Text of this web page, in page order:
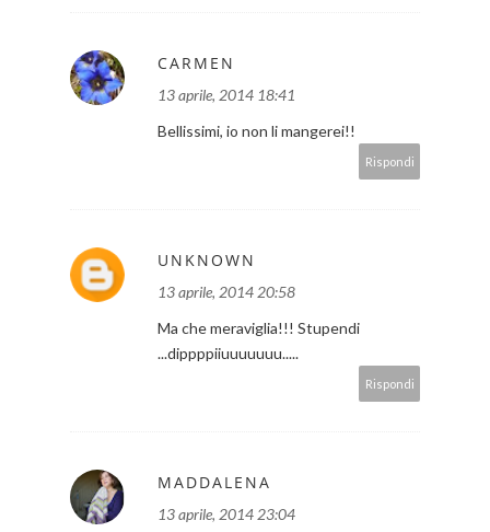
CARMEN
13 aprile, 2014 18:41
Bellissimi, io non li mangerei!!
Rispondi
UNKNOWN
13 aprile, 2014 20:58
Ma che meraviglia!!! Stupendi
...dippppiiuuuuuuu.....
Rispondi
MADDALENA
13 aprile, 2014 23:04